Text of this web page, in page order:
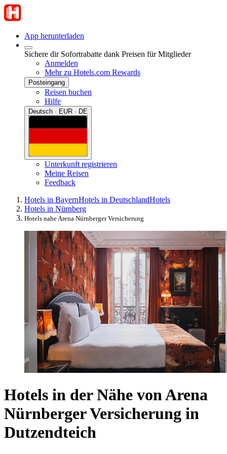
App herunterladen
Sichere dir Sofortrabatte dank Preisen für Mitglieder
Anmelden
Mehr zu Hotels.com Rewards
Posteingang
Reisen buchen
Hilfe
Deutsch · EUR · DE
Unterkunft registrieren
Meine Reisen
Feedback
Hotels in BayernHotels in DeutschlandHotels
Hotels in Nürnberg
Hotels nahe Arena Nürnberger Versicherung
Hotels in der Nähe von Arena
Nürnberger Versicherung in
Dutzendteich